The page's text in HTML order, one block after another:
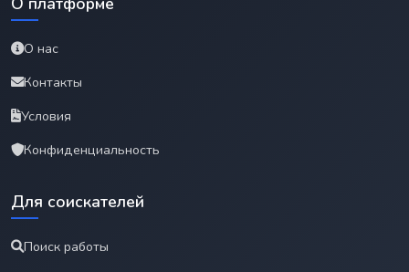
О нас
Контакты
Условия
Конфиденциальность
Для соискателей
Поиск работы